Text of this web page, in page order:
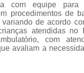
com equipe para
procedimentos de
variando de acordo
atendidas no
com
avaliam a